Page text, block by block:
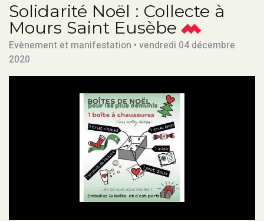
Solidarité Noël : Collecte à
Mours Saint Eusèbe
Evènement et manifestation • vendredi 04 décembre
2020